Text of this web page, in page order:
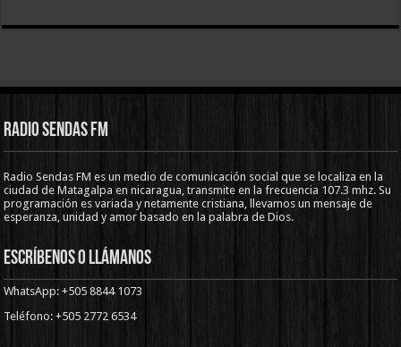
Radio Sendas FM
Radio Sendas FM es un medio de comunicación social que se localiza en la
ciudad de Matagalpa en nicaragua, transmite en la frecuencia 107.3 mhz. Su
programación es variada y netamente cristiana, llevamos un mensaje de
esperanza, unidad y amor basado en la palabra de Dios.
Escríbenos o llámanos
WhatsApp: +505 8844 1073
Teléfono: +505 2772 6534